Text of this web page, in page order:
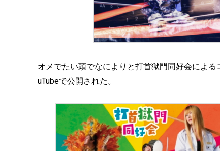
オメでたい頭でなによりと打首獄門同好会によ
uTubeで公開された。